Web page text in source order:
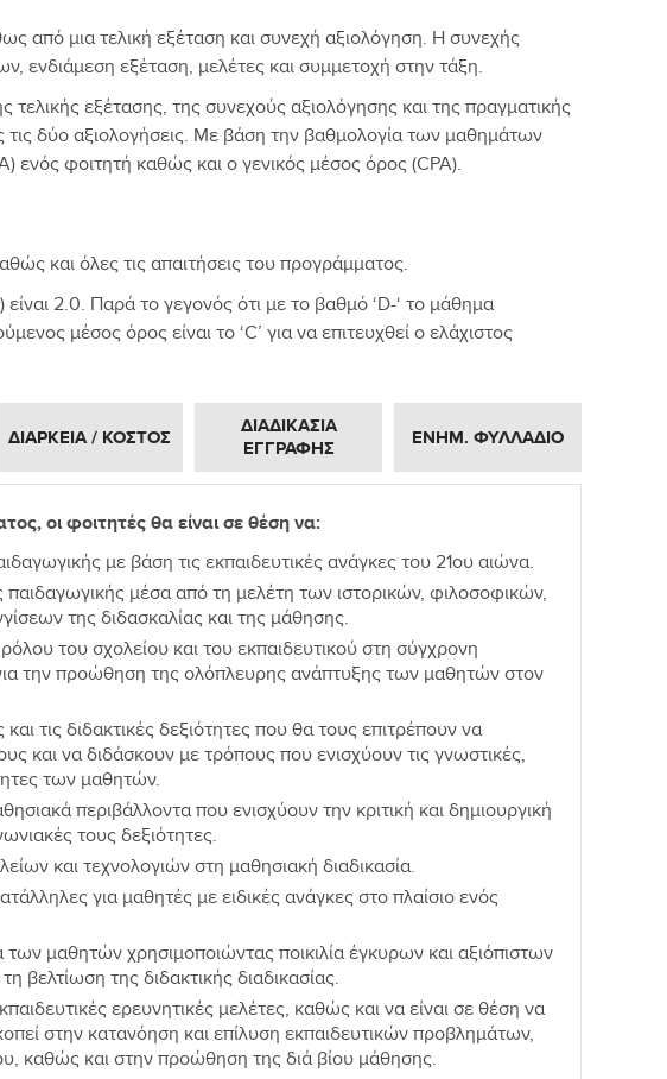
από μια τελική εξέταση και συνεχή αξιολόγηση. Η συνεχής
ενδιάμεση εξέταση, μελέτες και συμμετοχή στην τάξη.
τελικής εξέτασης, της συνεχούς αξιολόγησης και της πραγματικής
δύο αξιολογήσεις. Με βάση την βαθμολογία των μαθημάτων
ενός φοιτητή καθώς και ο γενικός μέσος όρος (CPA).
και όλες τις απαιτήσεις του προγράμματος.
2.0. Παρά το γεγονός ότι με το βαθμό ‘D-‘ το μάθημα
μέσος όρος είναι το ‘C’ για να επιτευχθεί ο ελάχιστος
ΔΙΑΡΚΕΙΑ / ΚΟΣΤΟΣ
ΔΙΑΔΙΚΑΣΙΑ
ΕΓΓΡΑΦΗΣ
ΕΝΗΜ. ΦΥΛΛΑΔΙΟ
οι φοιτητές θα είναι σε θέση να:
με βάση τις εκπαιδευτικές ανάγκες του 21ου αιώνα.
μέσα από τη μελέτη των ιστορικών, φιλοσοφικών,
της διδασκαλίας και της μάθησης.
του σχολείου και του εκπαιδευτικού στη σύγχρονη
την προώθηση της ολόπλευρης ανάπτυξης των μαθητών στον
τις διδακτικές δεξιότητες που θα τους επιτρέπουν να
και να διδάσκουν με τρόπους που ενισχύουν τις γνωστικές,
των μαθητών.
περιβάλλοντα που ενισχύουν την κριτική και δημιουργική
τους δεξιότητες.
και τεχνολογιών στη μαθησιακή διαδικασία.
για μαθητές με ειδικές ανάγκες στο πλαίσιο ενός
μαθητών χρησιμοποιώντας ποικιλία έγκυρων και αξιόπιστων
της διδακτικής διαδικασίας.
ερευνητικές μελέτες, καθώς και να είναι σε θέση να
στην κατανόηση και επίλυση εκπαιδευτικών προβλημάτων,
καθώς και στην προώθηση της διά βίου μάθησης.